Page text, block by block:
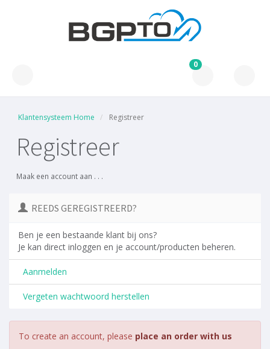
0
Klantensysteem Home Registreer
Registreer
Maak een account aan . . .
REEDS GEREGISTREERD?
Ben je een bestaande klant bij ons?
Je kan direct inloggen en je account/producten beheren.
Aanmelden
Vergeten wachtwoord herstellen
To create an account, please place an order with us